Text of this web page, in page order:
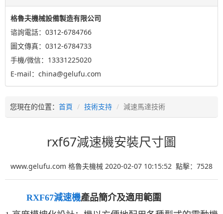
格魯夫機械設備製造有限公司
谘詢電話：0312-6784766
圖文傳真：0312-6784733
手機/微信：13331225020
E-mail：china@gelufu.com
您現在的位置： 首頁 技術支持 減速馬達技術
rxf67減速機安裝尺寸圖
www.gelufu.com 格魯夫機械 2020-02-07 10:15:52 點擊： 7528
RXF67減速機產品簡介及適用範圍